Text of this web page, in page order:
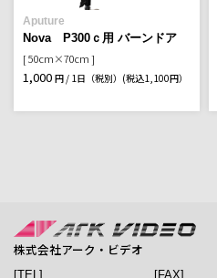
Aputure
Nova P300ｃ用 バーンドア
[ 50cm×70cm ]
1,000 円 / 1日（税別） (税込1,100円）
株式会社アーク・ビデオ